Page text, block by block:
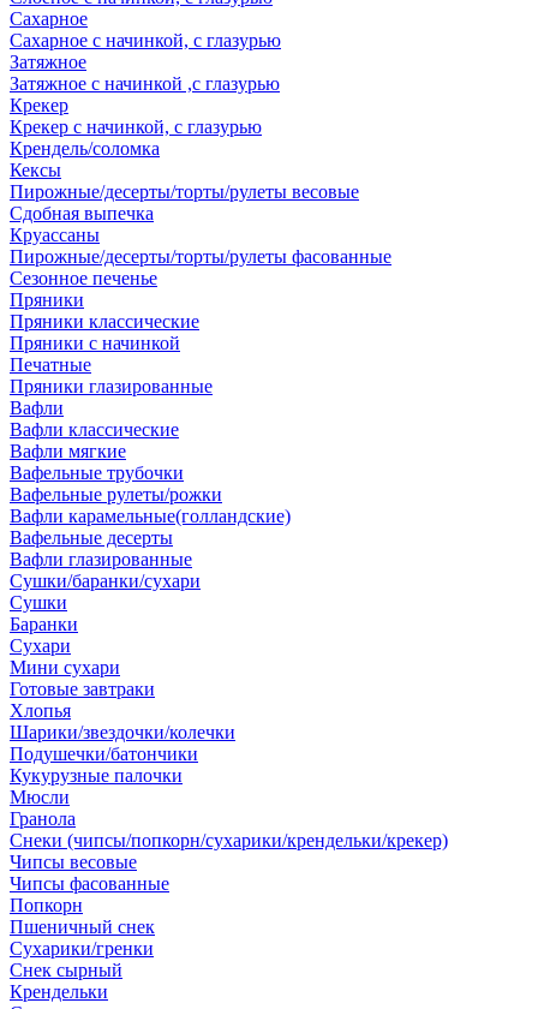
Сахарное
Сахарное с начинкой, с глазурью
Затяжное
Затяжное с начинкой ,с глазурью
Крекер
Крекер с начинкой, с глазурью
Крендель/соломка
Кексы
Пирожные/десерты/торты/рулеты весовые
Сдобная выпечка
Круассаны
Пирожные/десерты/торты/рулеты фасованные
Сезонное печенье
Пряники
Пряники классические
Пряники с начинкой
Печатные
Пряники глазированные
Вафли
Вафли классические
Вафли мягкие
Вафельные трубочки
Вафельные рулеты/рожки
Вафли карамельные(голландские)
Вафельные десерты
Вафли глазированные
Сушки/баранки/сухари
Сушки
Баранки
Сухари
Мини сухари
Готовые завтраки
Хлопья
Шарики/звездочки/колечки
Подушечки/батончики
Кукурузные палочки
Мюсли
Гранола
Снеки (чипсы/попкорн/сухарики/крендельки/крекер)
Чипсы весовые
Чипсы фасованные
Попкорн
Пшеничный снек
Сухарики/гренки
Снек сырный
Крендельки